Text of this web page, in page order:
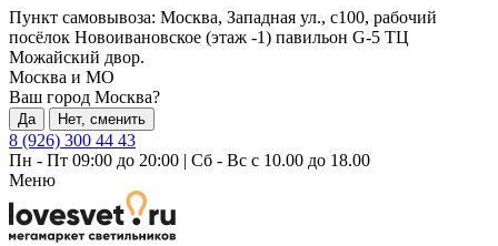
Пункт самовывоза: Москва, Западная ул., с100, рабочий
посёлок Новоивановское (этаж -1) павильон G-5 ТЦ
Можайский двор.
Москва и МО
Ваш город Москва?
Да Нет, сменить
8 (926) 300 44 43
Пн - Пт 09:00 до 20:00 | Сб - Вс с 10.00 до 18.00
Меню